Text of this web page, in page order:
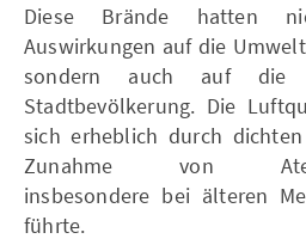
Diese Brände hatten
Auswirkungen auf die
sondern auch auf die
Stadtbevölkerung. Die
sich erheblich durch
Zunahme von
insbesondere bei älteren
führte.